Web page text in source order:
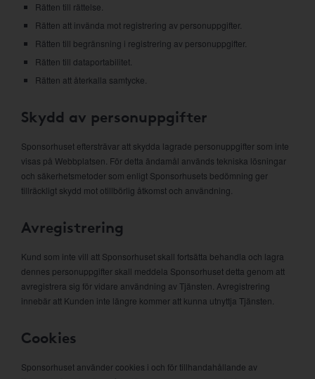
Rätten till rättelse.
Rätten att invända mot registrering av personuppgifter.
Rätten till begränsning i registrering av personuppgifter.
Rätten till dataportabilitet.
Rätten att återkalla samtycke.
Skydd av personuppgifter
Sponsorhuset eftersträvar att skydda lagrade personuppgifter som inte
visas på Webbplatsen. För detta ändamål används tekniska lösningar
och säkerhetsmetoder som enligt Sponsorhusets bedömning ger
tillräckligt skydd mot otillbörlig åtkomst och användning.
Avregistrering
Kund som inte vill att Sponsorhuset skall fortsätta behandla och lagra
dennes personuppgifter skall meddela Sponsorhuset detta genom att
avregistrera sig för vidare användning av Tjänsten. Avregistrering
innebär att Kunden inte längre kommer att kunna utnyttja Tjänsten.
Cookies
Sponsorhuset använder cookies i och för tillhandahållande av